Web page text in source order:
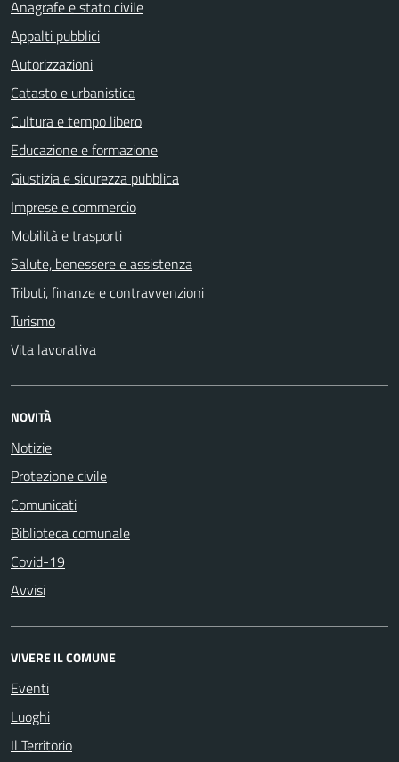
Anagrafe e stato civile
Appalti pubblici
Autorizzazioni
Catasto e urbanistica
Cultura e tempo libero
Educazione e formazione
Giustizia e sicurezza pubblica
Imprese e commercio
Mobilità e trasporti
Salute, benessere e assistenza
Tributi, finanze e contravvenzioni
Turismo
Vita lavorativa
NOVITÀ
Notizie
Protezione civile
Comunicati
Biblioteca comunale
Covid-19
Avvisi
VIVERE IL COMUNE
Eventi
Luoghi
Il Territorio